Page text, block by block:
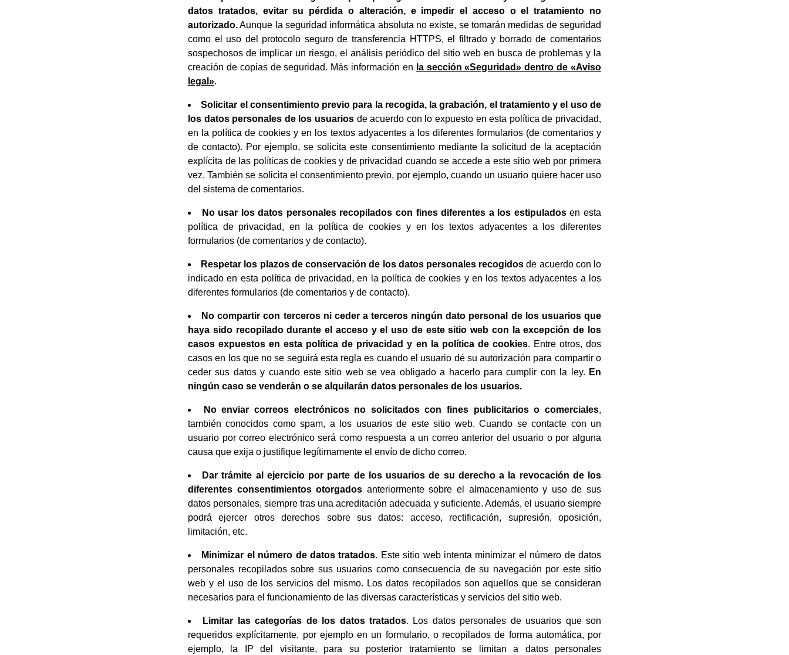
datos tratados, evitar su pérdida o alteración, e impedir el acceso o el tratamiento no
autorizado.Aunque la seguridad informática absoluta no existe, se tomarán medidas de seguridad
como el uso del protocolo seguro de transferencia HTTPS, el filtrado y borrado de comentarios
sospechosos de implicar un riesgo, el análisis periódico del sitio web en busca de problemas y la
creación de copias de seguridad. Más información en la sección «Seguridad» dentro de «Aviso
legal».
Solicitar el consentimiento previo para la recogida, la grabación, el tratamiento y el uso de
los datos personales de los usuarios de acuerdo con lo expuesto en esta política de privacidad,
en la política de cookies y en los textos adyacentes a los diferentes formularios (de comentarios y
de contacto). Por ejemplo, se solicita este consentimiento mediante la solicitud de la aceptación
explícita de las políticas de cookies y de privacidad cuando se accede a este sitio web por primera
vez. También se solicita el consentimiento previo, por ejemplo, cuando un usuario quiere hacer uso
del sistema de comentarios.
No usar los datos personales recopilados con fines diferentes a los estipuladosen esta
política de privacidad, en la política de cookies y en los textos adyacentes a los diferentes
formularios (de comentarios y de contacto).
Respetar los plazos de conservación de los datos personales recogidos de acuerdo con lo
indicado en esta política de privacidad, en la política de cookies y en los textos adyacentes a los
diferentes formularios (de comentarios y de contacto).
No compartir con terceros ni ceder a terceros ningún dato personal de los usuarios que
haya sido recopilado durante el acceso y el uso de este sitio web con la excepción de los
casos expuestos en esta política de privacidad y en la política de cookies. Entre otros, dos
casos en los que no se seguirá esta regla es cuando el usuario dé su autorización para compartir o
ceder sus datos y cuando este sitio web se vea obligado a hacerlo para cumplir con la ley. En
ningún caso se venderán o se alquilarán datos personales de los usuarios.
No enviar correos electrónicos no solicitados con fines publicitarios o comerciales,
también conocidos como spam, a los usuarios de este sitio web. Cuando se contacte con un
usuario por correo electrónico será como respuesta a un correo anterior del usuario o por alguna
causa que exija o justifique legítimamente el envío de dicho correo.
Dar trámite al ejercicio por parte de los usuarios de su derecho a la revocación de los
diferentes consentimientos otorgados anteriormente sobre el almacenamiento y uso de sus
datos personales, siempre tras una acreditación adecuada y suficiente. Además, el usuario siempre
podrá ejercer otros derechos sobre sus datos: acceso, rectificación, supresión, oposición,
limitación, etc.
Minimizar el número de datos tratados. Este sitio web intenta minimizar el número de datos
personales recopilados sobre sus usuarios como consecuencia de su navegación por este sitio
web y el uso de los servicios del mismo. Los datos recopilados son aquellos que se consideran
necesarios para el funcionamiento de las diversas características y servicios del sitio web.
Limitar las categorías de los datos tratados. Los datos personales de usuarios que son
requeridos explícitamente, por ejemplo en un formulario, o recopilados de forma automática, por
ejemplo, la IP del visitante, para su posterior tratamiento se limitan a datos personales